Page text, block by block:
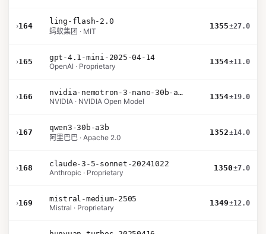
›164
ling-flash-2.0
蚂蚁集团 · MIT
1355±27.0
›165
gpt-4.1-mini-2025-04-14
OpenAI · Proprietary
1354±11.0
›166
nvidia-nemotron-3-nano-30b-a3b-bf16
NVIDIA · NVIDIA Open Model
1354±19.0
›167
qwen3-30b-a3b
阿里巴巴 · Apache 2.0
1352±14.0
›168
claude-3-5-sonnet-20241022
Anthropic · Proprietary
1350±7.0
›169
mistral-medium-2505
Mistral · Proprietary
1349±12.0